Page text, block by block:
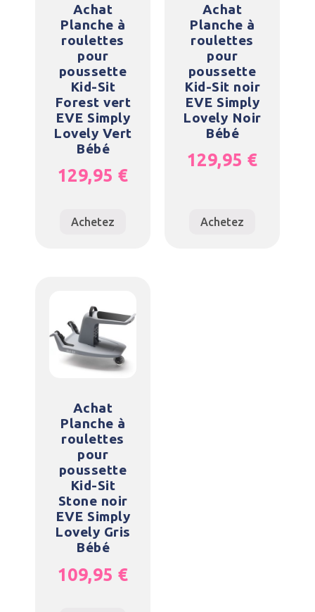
Achat
Planche à
roulettes
pour
poussette
Kid-Sit
Forest vert
EVE Simply
Lovely Vert
Bébé
129,95 €
Achetez
Achat
Planche à
roulettes
pour
poussette
Kid-Sit noir
EVE Simply
Lovely Noir
Bébé
129,95 €
Achetez
Achat
Planche à
roulettes
pour
poussette
Kid-Sit
Stone noir
EVE Simply
Lovely Gris
Bébé
109,95 €